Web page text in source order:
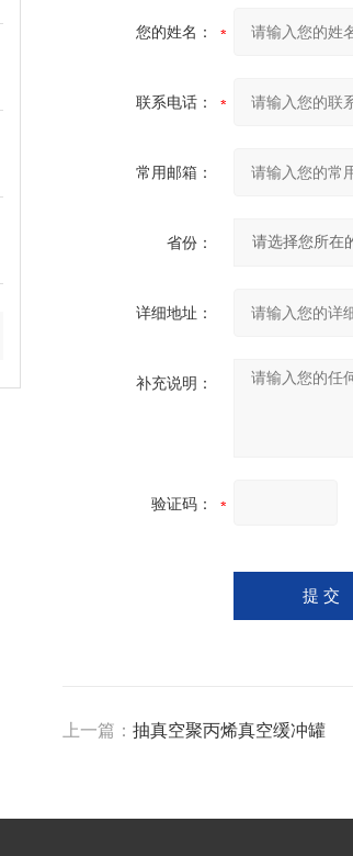
您的姓名：
联系电话：
常用邮箱：
省份：
详细地址：
补充说明：
验证码：
上一篇：抽真空聚丙烯真空缓冲罐